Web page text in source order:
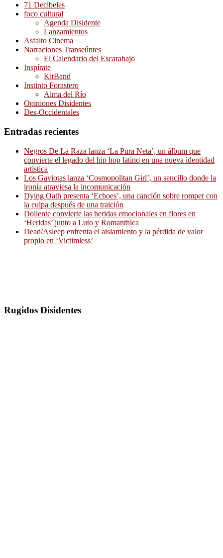
71 Decibeles
foco cultural
Agenda Disidente
Lanzamientos
Asfalto Cinema
Narraciones Transeúntes
El Calendario del Escarabajo
Inspírate
KitBand
Instinto Forastero
Alma del Río
Opiniones Disidentes
Des-Occidentales
Entradas recientes
Negros De La Raza lanza ‘La Pura Neta’, un álbum que
convierte el legado del hip hop latino en una nueva identidad
artística
Los Gaviotas lanza ‘Cosmopolitan Girl’, un sencillo donde la
ironía atraviesa la incomunicación
Dying Oath presenta ‘Echoes’, una canción sobre romper con
la culpa después de una traición
Doliente convierte las heridas emocionales en flores en
‘Heridas’ junto a Luto y Romanthica
Dead/Asleep enfrenta el aislamiento y la pérdida de valor
propio en ‘Victimless’
Rugidos Disidentes